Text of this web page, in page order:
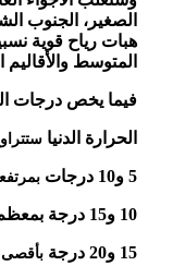
الصغير، الجنوب
هبات رياح قوية
المتوسط والأقاليم
فيما يخص درجات
الحرارة الدنيا
10 و15 درجة بمعظم المناطق الأخرى.
15 و20 درجة بأقصى